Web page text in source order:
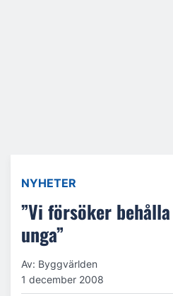
NYHETER
”Vi försöker
unga”
Av: Byggvärlden
1 december 2008